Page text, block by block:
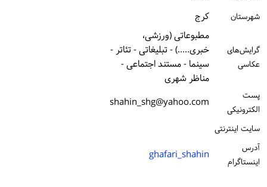
شهرستان كرج
گرایش‌های
عکاسی
مطبوعاتی (ورزشی،
خبری.....) - تبلیغاتی - تئاتر -
سینما - مستند اجتماعی -
مناظر شهری
پست
الكترونیكی
shahin_shg@yahoo.com
سایت اینترنتی
آدرس
اینستاگرام
ghafari_shahin